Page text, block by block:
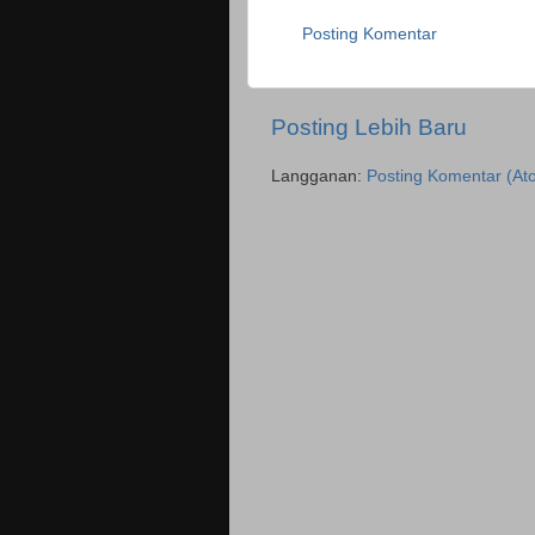
Posting Komentar
Posting Lebih Baru
Langganan: Posting Komentar